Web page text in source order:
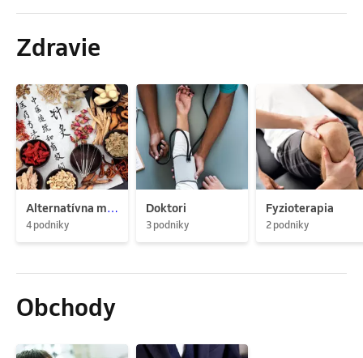
Zdravie
Alternatívna medicína
4 podniky
Doktori
3 podniky
Fyzioterapia
2 podniky
Obchody